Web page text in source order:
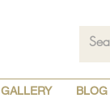
GALLERY BLOG